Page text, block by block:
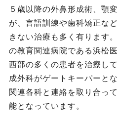
５歳以降の外鼻形成術、顎
が、言語訓練や歯科矯正な
きない治療も多く有ります
の教育関連病院である浜松
西部の多くの患者を治療し
成外科がゲートキーパーと
関連各科と連絡を取り合っ
能となっています。